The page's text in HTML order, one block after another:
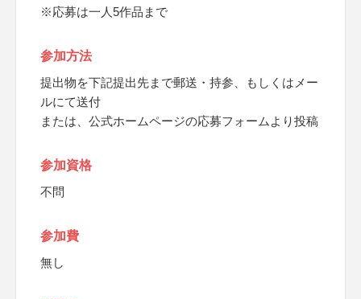
※応募は一人5作品まで
参加方法
提出物を下記提出先まで郵送・持参、もしくはメー
ルにて送付
または、公式ホームページの応募フォームより投稿
参加資格
不問
参加費
無し